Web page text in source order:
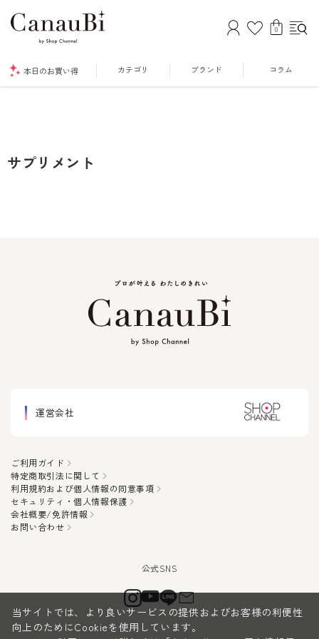
0
本日のお買い得 カテゴリ ブランド コラム
サプリメント
運営会社
ご利用ガイド
特定商取引法に関して
利用規約および個人情報の同意事項
セキュリティ・個人情報保護
会社概要/免許情報
お問い合わせ
当サイトでは、より良いサービスの提供およびお客様の利便性
向上のためにCookieを使用しています。